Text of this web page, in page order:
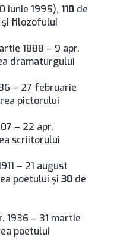
iunie 1995), 110 de
şi filozofului
1888 – 9 apr.
dramaturgului
– 27 februarie
pictorului
– 22 apr.
scriitorului
– 21 august
poetului și 30 de
1936 – 31 martie
poetului